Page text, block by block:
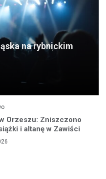
na rybnickim
Orzeszu: Zniszczono
i altanę w Zawiści